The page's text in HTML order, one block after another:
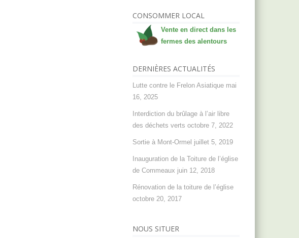
CONSOMMER LOCAL
Vente en direct dans les
fermes des alentours
DERNIÈRES ACTUALITÉS
Lutte contre le Frelon Asiatique mai
16, 2025
Interdiction du brûlage à l’air libre
des déchets verts octobre 7, 2022
Sortie à Mont-Ormel juillet 5, 2019
Inauguration de la Toiture de l’église
de Commeaux juin 12, 2018
Rénovation de la toiture de l’église
octobre 20, 2017
NOUS SITUER